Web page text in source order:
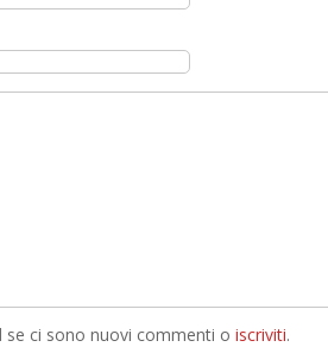
se ci sono nuovi commenti o iscriviti.